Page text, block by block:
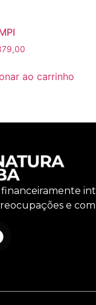
ao carrinho
financeiramente
e